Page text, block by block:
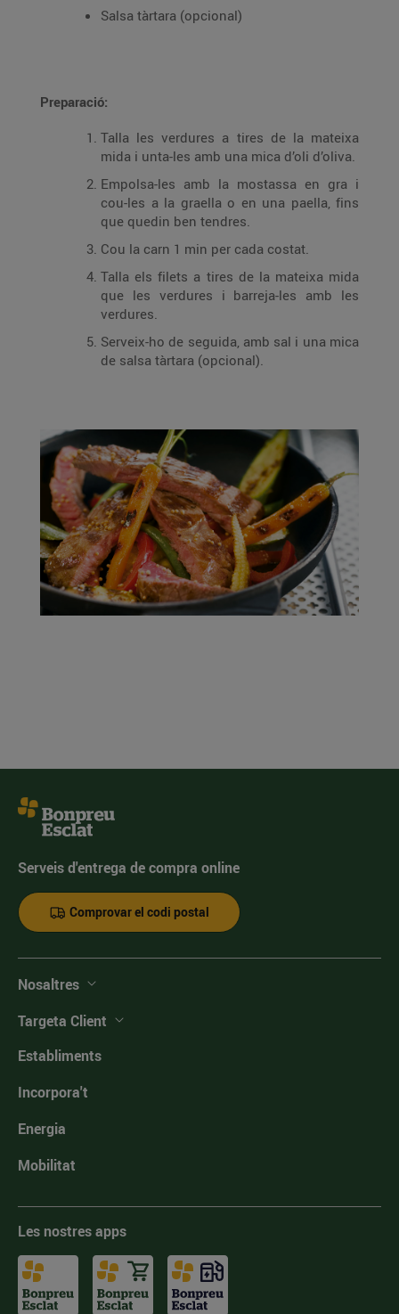
Salsa tàrtara (opcional)
Preparació:
Talla les verdures a tires de la mateixa
mida i unta-les amb una mica d’oli d’oliva.
Empolsa-les amb la mostassa en gra i
cou-les a la graella o en una paella, fins
que quedin ben tendres.
Cou la carn 1 min per cada costat.
Talla els filets a tires de la mateixa mida
que les verdures i barreja-les amb les
verdures.
Serveix-ho de seguida, amb sal i una mica
de salsa tàrtara (opcional).
Serveis d'entrega de compra online
Comprovar el codi postal
Nosaltres
Targeta Client
Establiments
Incorpora't
Energia
Mobilitat
Les nostres apps